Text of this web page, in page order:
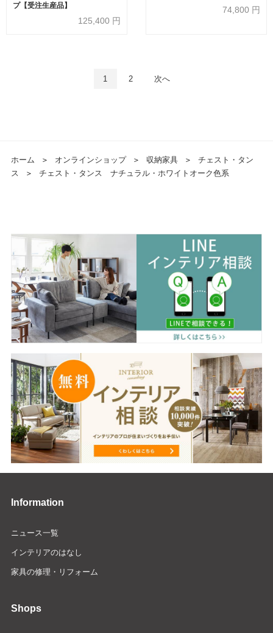
プ【受注生産品】
125,400 円
74,800 円
1 2 次へ
ホーム ＞ オンラインショップ ＞ 収納家具 ＞
チェスト・タン
ス
＞ チェスト・タンス ナチュラル・ホワイトオーク色系
Information
ニュース一覧
インテリアのはなし
家具の修理・リフォーム
Shops